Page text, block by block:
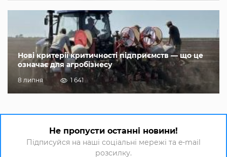
Нові критерії критичності підприємств — що це
означає для агробізнесу
8 липня 1 641
Не пропусти останні новини!
Підписуйся на наші соціальні мережі та e-mail
розсилку.